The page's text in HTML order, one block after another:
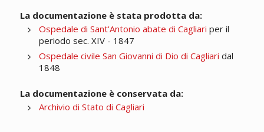
La documentazione è stata prodotta da:
Ospedale di Sant'Antonio abate di Cagliari per il
periodo sec. XIV - 1847
Ospedale civile San Giovanni di Dio di Cagliari dal
1848
La documentazione è conservata da:
Archivio di Stato di Cagliari